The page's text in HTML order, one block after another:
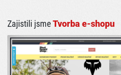
Zajistili jsmeTvorba e-shopu